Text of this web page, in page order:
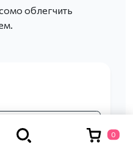
облегчить
0